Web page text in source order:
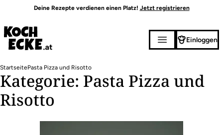
Inhalt
Deine Rezepte verdienen einen Platz! Jetzt registrieren
Einloggen
Pfadnavigation
StartseitePasta Pizza und Risotto
Kategorie: Pasta Pizza und
Risotto